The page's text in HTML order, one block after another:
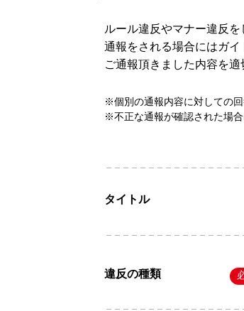
ルール違反やマナー違反
通報をされる場合にはガイ
ご通報頂きました内容を
※個別の通報内容に対しての回
※不正な通報が確認された場
タイトル
違反の種類